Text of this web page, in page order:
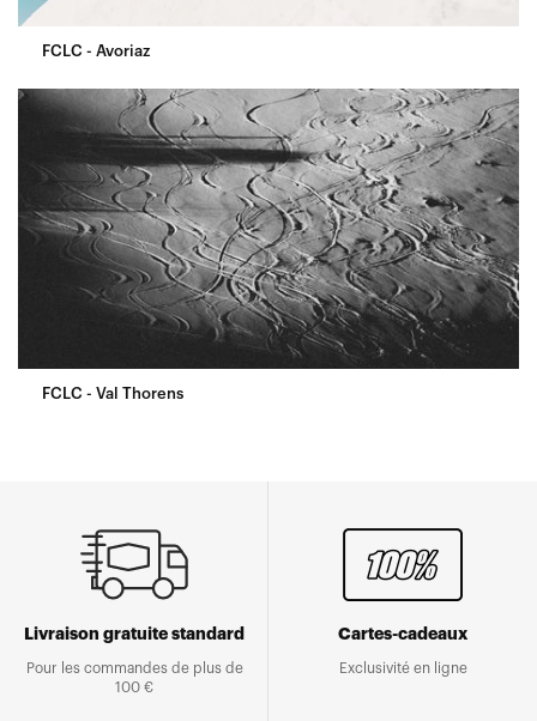
FCLC - Avoriaz
FCLC - Val Thorens
Livraison gratuite standard
Pour les commandes de plus de
100 €
Cartes-cadeaux
Exclusivité en ligne